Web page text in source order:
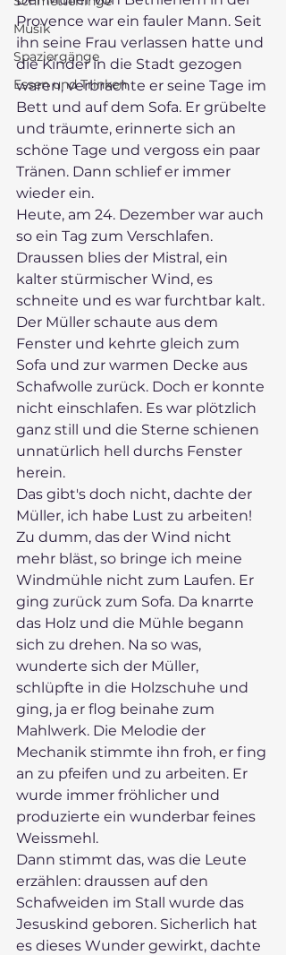
Musik
Spaziergänge
Essen und Trinken
Provence war ein fauler Mann. Seit
ihn seine Frau verlassen hatte und
die Kinder in die Stadt gezogen
waren, verbrachte er seine Tage im
Bett und auf dem Sofa. Er grübelte
und träumte, erinnerte sich an
schöne Tage und vergoss ein paar
Tränen. Dann schlief er immer
wieder ein.
Heute, am 24. Dezember war auch
so ein Tag zum Verschlafen.
Draussen blies der Mistral, ein
kalter stürmischer Wind, es
schneite und es war furchtbar kalt.
Der Müller schaute aus dem
Fenster und kehrte gleich zum
Sofa und zur warmen Decke aus
Schafwolle zurück. Doch er konnte
nicht einschlafen. Es war plötzlich
ganz still und die Sterne schienen
unnatürlich hell durchs Fenster
herein.
Das gibt's doch nicht, dachte der
Müller, ich habe Lust zu arbeiten!
Zu dumm, das der Wind nicht
mehr bläst, so bringe ich meine
Windmühle nicht zum Laufen. Er
ging zurück zum Sofa. Da knarrte
das Holz und die Mühle begann
sich zu drehen. Na so was,
wunderte sich der Müller,
schlüpfte in die Holzschuhe und
ging, ja er flog beinahe zum
Mahlwerk. Die Melodie der
Mechanik stimmte ihn froh, er fing
an zu pfeifen und zu arbeiten. Er
wurde immer fröhlicher und
produzierte ein wunderbar feines
Weissmehl.
Dann stimmt das, was die Leute
erzählen: draussen auf den
Schafweiden im Stall wurde das
Jesuskind geboren. Sicherlich hat
es dieses Wunder gewirkt, dachte